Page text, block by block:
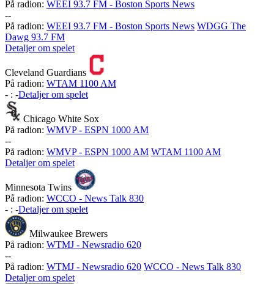
På radion: WEEI 93.7 FM - Boston Sports News
--
På radion: WEEI 93.7 FM - Boston Sports News WDGG The
Dawg 93.7 FM
Detaljer om spelet
Cleveland Guardians
På radion: WTAM 1100 AM
- : -Detaljer om spelet
Chicago White Sox
På radion: WMVP - ESPN 1000 AM
--
På radion: WMVP - ESPN 1000 AM WTAM 1100 AM
Detaljer om spelet
Minnesota Twins
På radion: WCCO - News Talk 830
- : -Detaljer om spelet
Milwaukee Brewers
På radion: WTMJ - Newsradio 620
--
På radion: WTMJ - Newsradio 620 WCCO - News Talk 830
Detaljer om spelet